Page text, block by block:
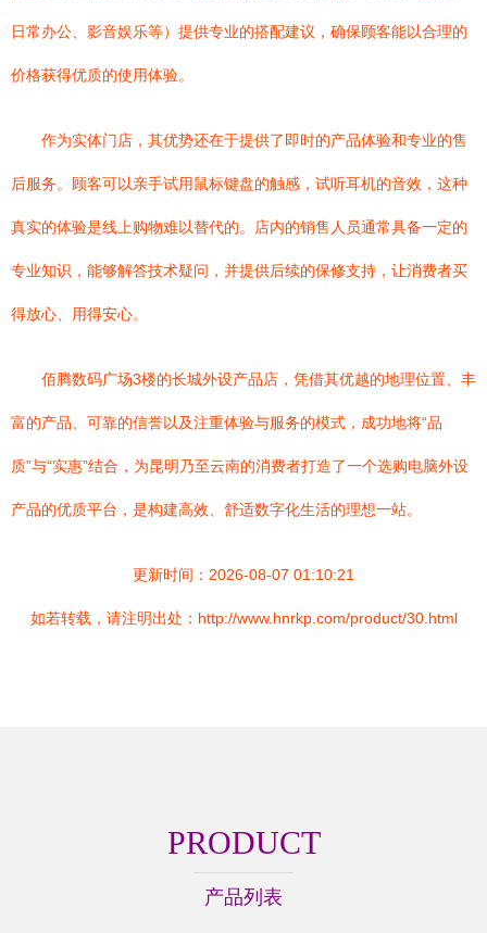
日常办公、影音娱乐等）提供专业的搭配建议，确保顾客能以合理的
价格获得优质的使用体验。
作为实体门店，其优势还在于提供了即时的产品体验和专业的售
后服务。顾客可以亲手试用鼠标键盘的触感，试听耳机的音效，这种
真实的体验是线上购物难以替代的。店内的销售人员通常具备一定的
专业知识，能够解答技术疑问，并提供后续的保修支持，让消费者买
得放心、用得安心。
佰腾数码广场3楼的长城外设产品店，凭借其优越的地理位置、丰
富的产品、可靠的信誉以及注重体验与服务的模式，成功地将“品
质”与“实惠”结合，为昆明乃至云南的消费者打造了一个选购电脑外设
产品的优质平台，是构建高效、舒适数字化生活的理想一站。
更新时间：2026-08-07 01:10:21
如若转载，请注明出处：http://www.hnrkp.com/product/30.html
PRODUCT
产品列表